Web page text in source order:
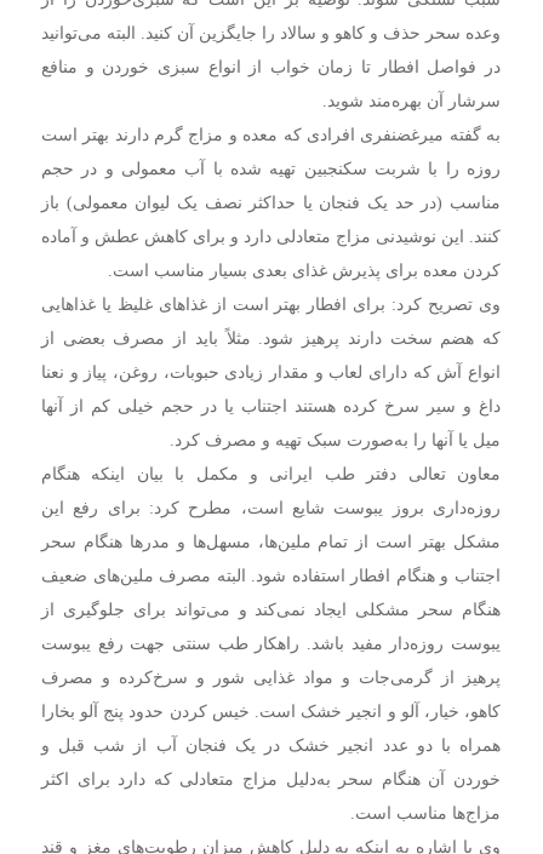
وعده سحر حذف و کاهو و سالاد را جایگزین آن کنید. البته می‌توانید
در فواصل افطار تا زمان خواب از انواع سبزی خوردن و منافع
سرشار آن بهره‌مند شوید.
به گفته میرغضنفری افرادی که معده و مزاج گرم دارند بهتر است
روزه را با شربت سکنجبین تهیه شده با آب معمولی و در حجم
مناسب (در حد یک فنجان یا حداکثر نصف یک لیوان معمولی) باز
کنند. این نوشیدنی مزاج متعادلی دارد و برای کاهش عطش و آماده
کردن معده برای پذیرش غذای بعدی بسیار مناسب است.
وی تصریح کرد: برای افطار بهتر است از غذاهای غلیظ یا غذاهایی
که هضم سخت دارند پرهیز شود. مثلاً باید از مصرف بعضی از
انواع آش که دارای لعاب و مقدار زیادی حبوبات، روغن، پیاز و نعنا
داغ و سیر سرخ کرده هستند اجتناب یا در حجم خیلی کم از آنها
میل یا آنها را به‌صورت سبک تهیه و مصرف کرد.
معاون تعالی دفتر طب ایرانی و مکمل با بیان اینکه هنگام
روزه‌داری بروز یبوست شایع است، مطرح کرد: برای رفع این
مشکل بهتر است از تمام ملین‌ها، مسهل‌ها و مدرها هنگام سحر
اجتناب و هنگام افطار استفاده شود. البته مصرف ملین‌های ضعیف
هنگام سحر مشکلی ایجاد نمی‌کند و می‌تواند برای جلوگیری از
یبوست روزه‌دار مفید باشد. راهکار طب سنتی جهت رفع یبوست
پرهیز از گرمی‌جات و مواد غذایی شور و سرخ‌کرده و مصرف
کاهو، خیار، آلو و انجیر خشک است. خیس کردن حدود پنج آلو بخارا
همراه با دو عدد انجیر خشک در یک فنجان آب از شب قبل و
خوردن آن هنگام سحر به‌دلیل مزاج متعادلی که دارد برای اکثر
مزاج‌ها مناسب است.
وی با اشاره به اینکه به دلیل کاهش میزان رطوبت‌های مغز و قند